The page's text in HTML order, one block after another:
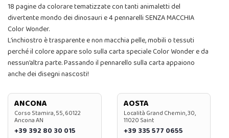
18 pagine da colorare tematizzate con tanti animaletti del
divertente mondo dei dinosauri e 4 pennarelli SENZA MACCHIA
Color Wonder.
L’inchiostro è trasparente e non macchia pelle, mobili o tessuti
perché il colore appare solo sulla carta speciale Color Wonder e da
nessun’altra parte. Passando il pennarello sulla carta appaiono
anche dei disegni nascosti!
ANCONA
Corso Stamira, 55, 60122
Ancona AN
+39 392 80 30 015
AOSTA
Località Grand Chemin, 30,
11020 Saint
+39 335 577 0655